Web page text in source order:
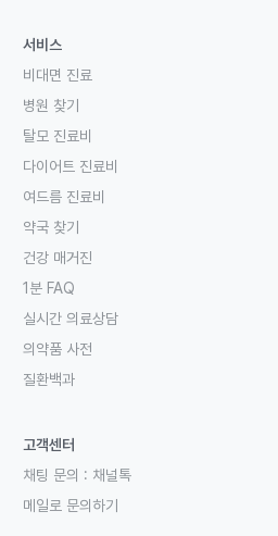
서비스
비대면 진료
병원 찾기
탈모 진료비
다이어트 진료비
여드름 진료비
약국 찾기
건강 매거진
1분 FAQ
실시간 의료상담
의약품 사전
질환백과
고객센터
채팅 문의 : 채널톡
메일로 문의하기